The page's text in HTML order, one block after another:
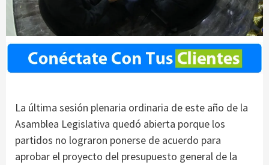
La última sesión plenaria ordinaria de este año de la
Asamblea Legislativa quedó abierta porque los
partidos no lograron ponerse de acuerdo para
aprobar el proyecto del presupuesto general de la